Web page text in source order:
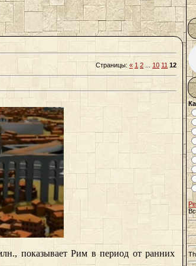
Страницы: « 1 2 10 11 12
показывает Рим в период от ранних